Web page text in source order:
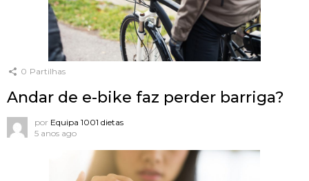
0 Partilhas
Andar de e-bike faz perder barriga?
por Equipa 1001 dietas
5 anos ago